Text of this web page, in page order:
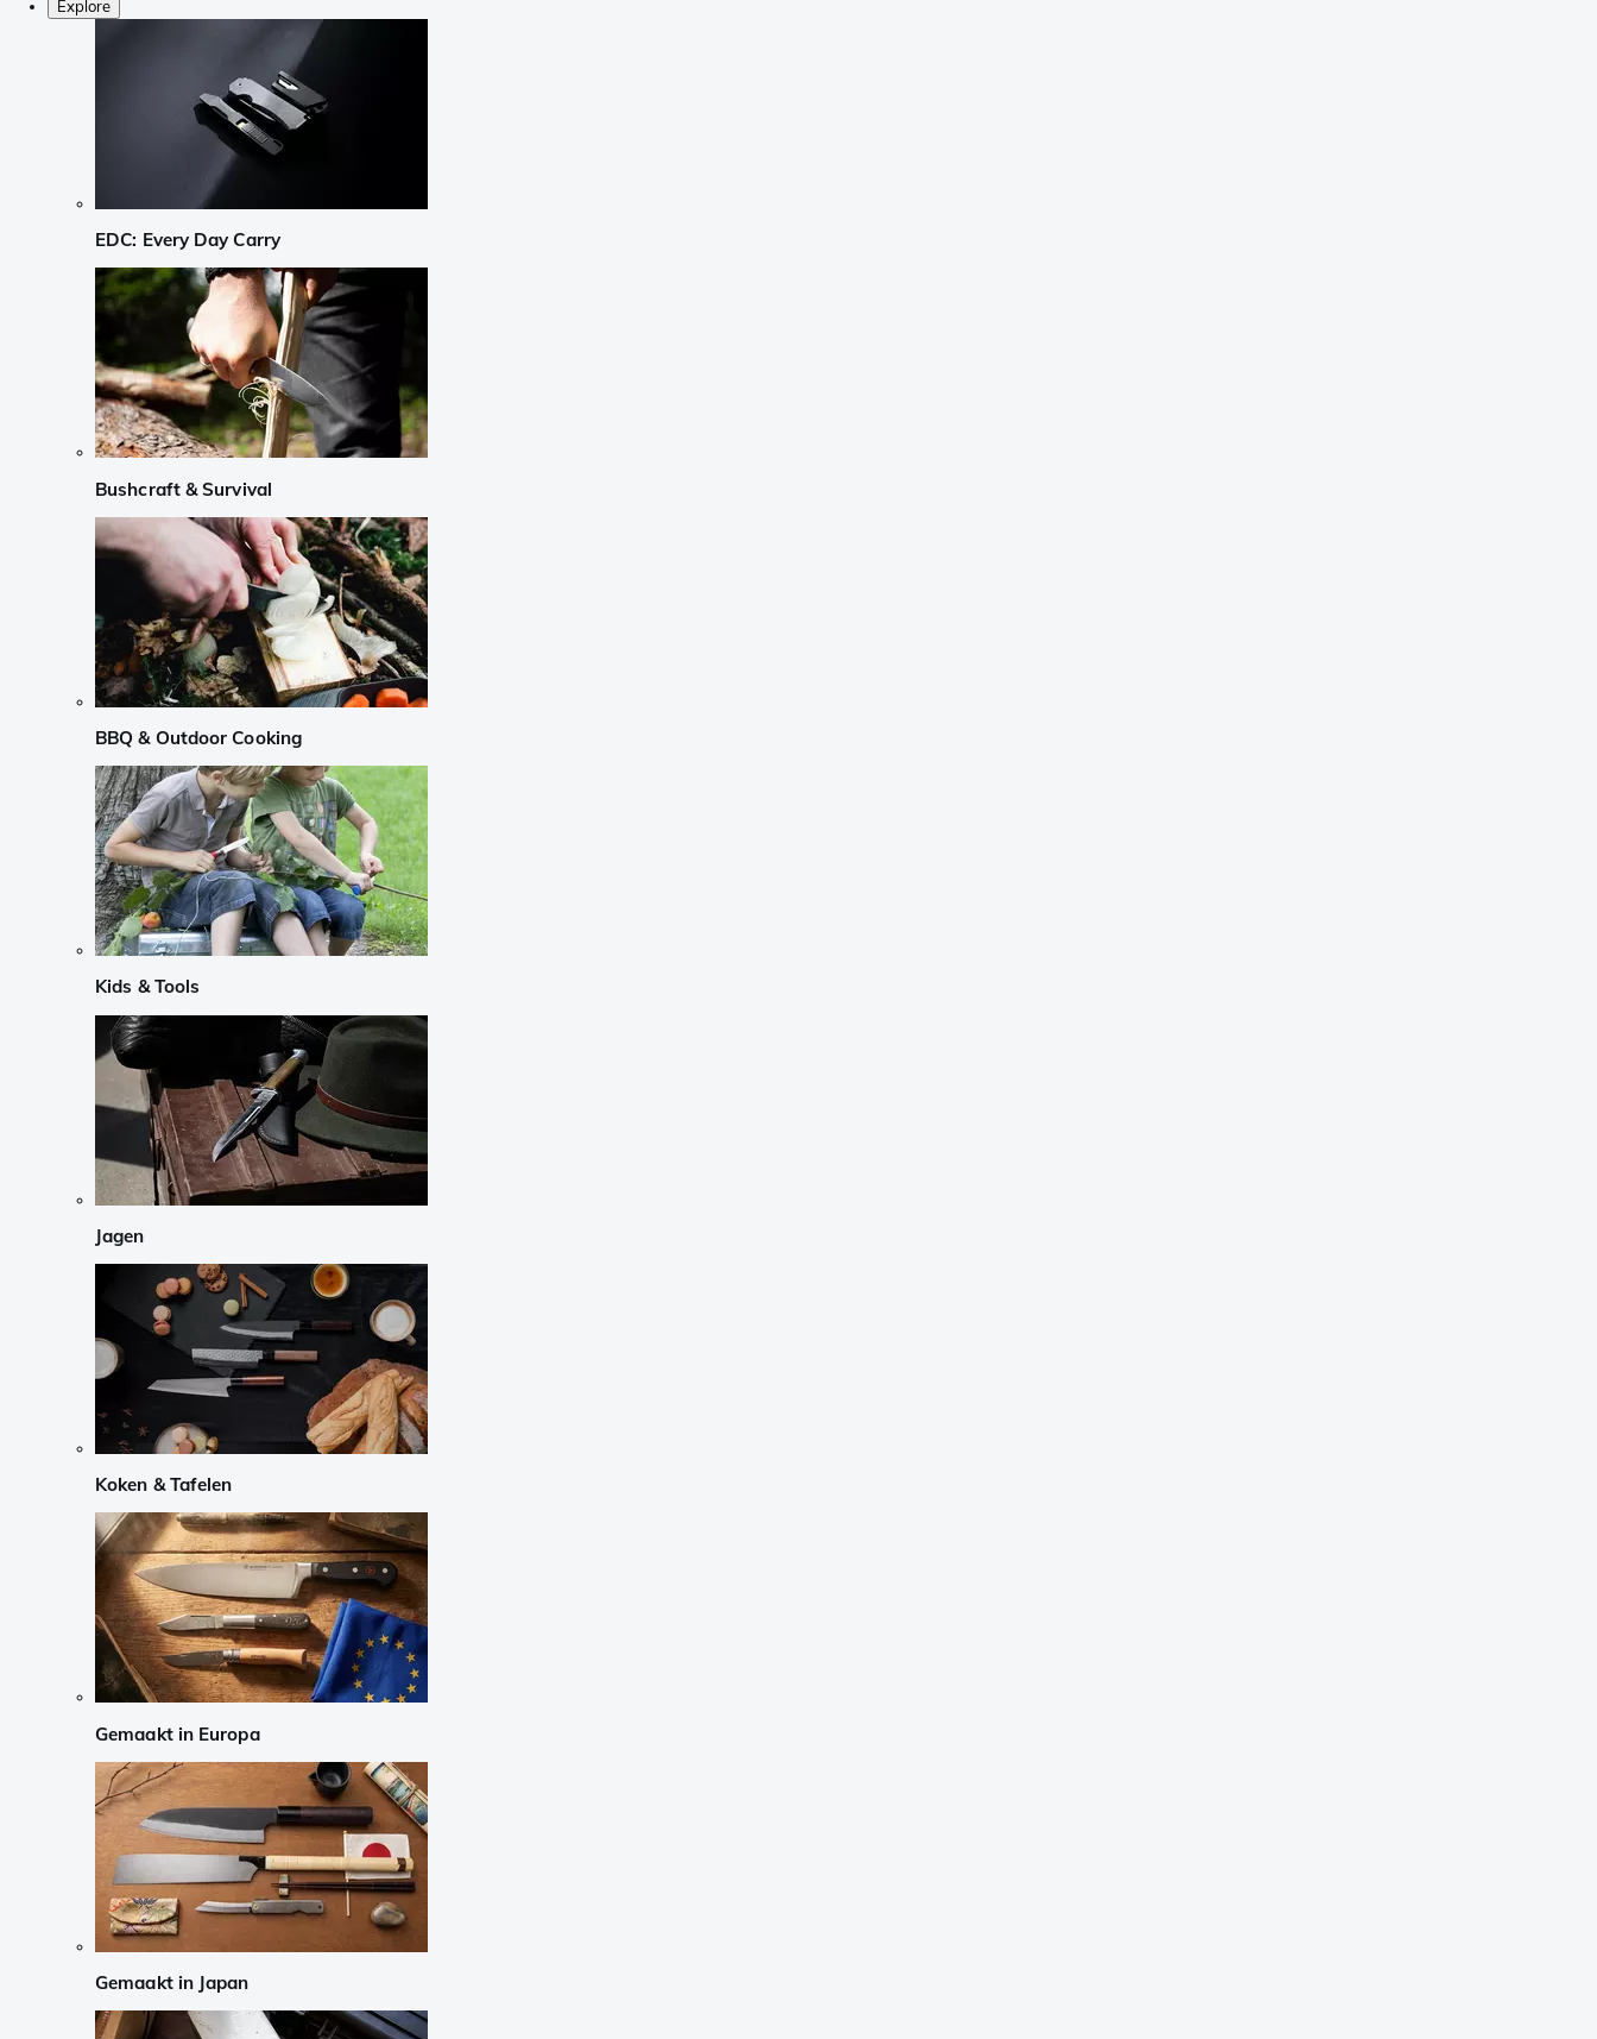
Explore
EDC: Every Day Carry
Bushcraft & Survival
BBQ & Outdoor Cooking
Kids & Tools
Jagen
Koken & Tafelen
Gemaakt in Europa
Gemaakt in Japan